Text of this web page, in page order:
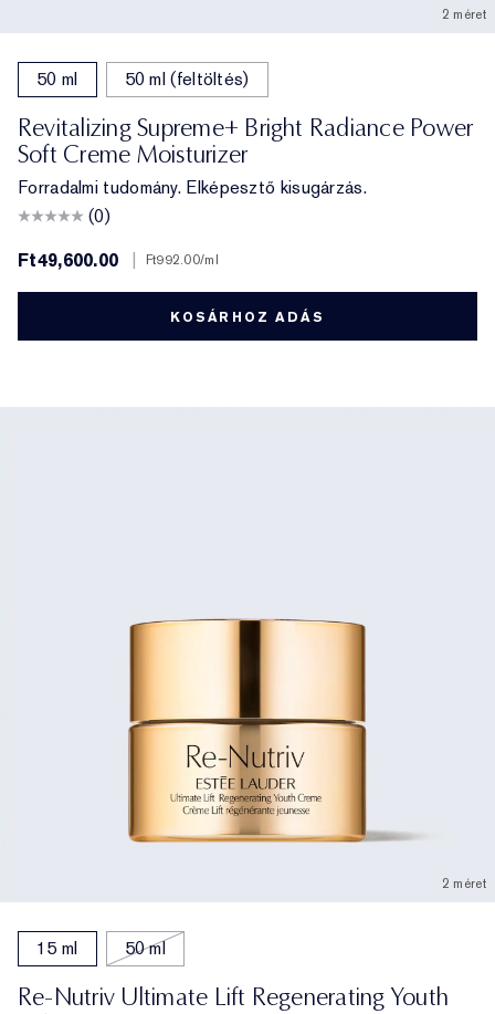
2 méret
50 ml 50 ml (feltöltés)
Revitalizing Supreme+ Bright Radiance Power
Soft Creme Moisturizer
Forradalmi tudomány. Elképesztő kisugárzás.
(0)
Ft49,600.00
Ft992.00/ml
KOSÁRHOZ ADÁS
2 méret
15 ml 50 ml
Re-Nutriv Ultimate Lift Regenerating Youth